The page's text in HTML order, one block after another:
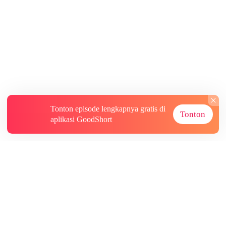
Tonton episode lengkapnya gratis di
aplikasi GoodShort
Tonton